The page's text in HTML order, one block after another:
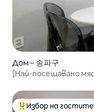
Дом – 송파구
[Най-посещавано
Най-популярен
Избор на гостите